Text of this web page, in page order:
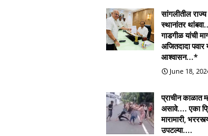
सांगलीतील
स्थानांतर
गाडगीळ यांची
अजितदादा पवार
आश्वासन...*
June 18,
प्राचीन काळात
असावे.... एका
मारामारी,
उपटल्या....